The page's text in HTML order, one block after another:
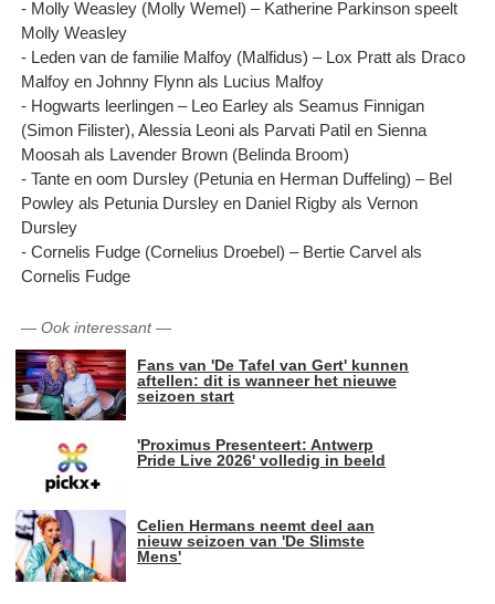
- Molly Weasley (Molly Wemel) – Katherine Parkinson speelt
Molly Weasley
- Leden van de familie Malfoy (Malfidus) – Lox Pratt als Draco
Malfoy en Johnny Flynn als Lucius Malfoy
- Hogwarts leerlingen – Leo Earley als Seamus Finnigan
(Simon Filister), Alessia Leoni als Parvati Patil en Sienna
Moosah als Lavender Brown (Belinda Broom)
- Tante en oom Dursley (Petunia en Herman Duffeling) – Bel
Powley als Petunia Dursley en Daniel Rigby als Vernon
Dursley
- Cornelis Fudge (Cornelius Droebel) – Bertie Carvel als
Cornelis Fudge
— Ook interessant—
Fans van 'De Tafel van Gert' kunnen
aftellen: dit is wanneer het nieuwe
seizoen start
'Proximus Presenteert: Antwerp
Pride Live 2026' volledig in beeld
Celien Hermans neemt deel aan
nieuw seizoen van 'De Slimste
Mens'